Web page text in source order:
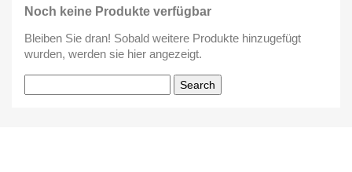
Noch keine Produkte verfügbar
Bleiben Sie dran! Sobald weitere Produkte hinzugefügt
wurden, werden sie hier angezeigt.
Search